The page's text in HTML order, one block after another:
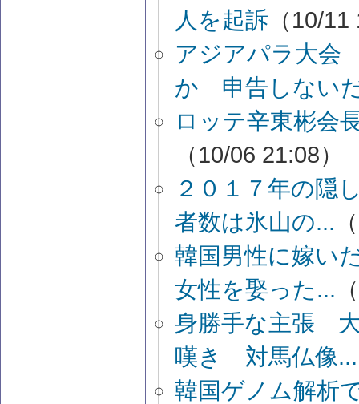
人を起訴 （10/
アジアパラ大会
か 申告しない
ロッテ辛東彬会
（10/06 21:08）
２０１７年の隠
者数は氷山の...
韓国男性に嫁い
女性を娶った...
身勝手な主張
嘆き 対馬仏像...
韓国ゲノム解析